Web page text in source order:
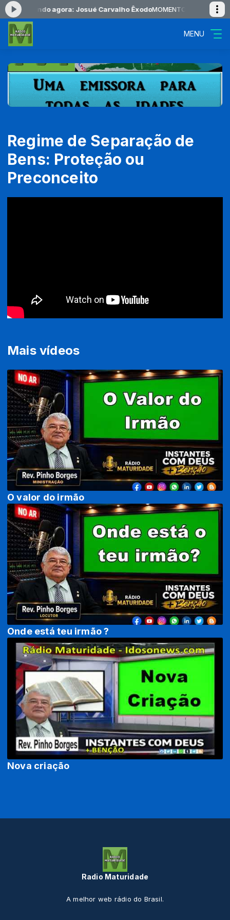
- Tocando agora: Josué Carvalho ÊxodoMOMENTOS DE PAZ das
MENU
Regime de Separação de
Bens: Proteção ou
Preconceito
Mais vídeos
O valor do irmão
Onde está teu irmão ?
Nova criação
Radio Maturidade
A melhor web rádio do Brasil.